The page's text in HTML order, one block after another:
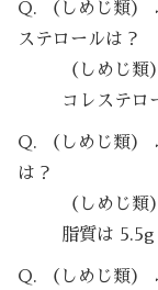
Q. （しめじ類）
ステロールは？
（しめじ
コレステロ
Q. （しめじ類）
は？
（しめじ
脂質は 5.5g
Q. （しめじ類）